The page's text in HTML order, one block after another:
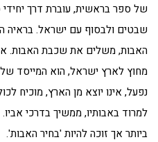
של ספר בראשית, עוברת דרך
שבטים ולבסוף עם ישראל. בראיה
האבות, משלים את שכבת האבות.
מחוץ לארץ ישראל, הוא המייסד של
נפעל, אינו יוצא מן הארץ, מוכיח
למרוד באבותיו, ממשיך בדרכי
ביותר אך זוכה להיות 'בחיר האבות'.